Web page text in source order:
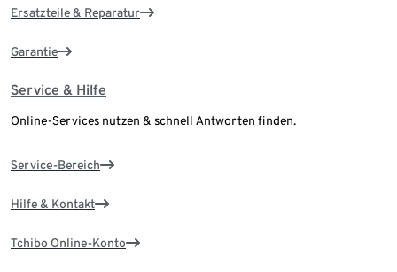
Ersatzteile & Reparatur
Garantie
Service & Hilfe
Online-Services nutzen & schnell Antworten finden.
Service-Bereich
Hilfe & Kontakt
Tchibo Online-Konto